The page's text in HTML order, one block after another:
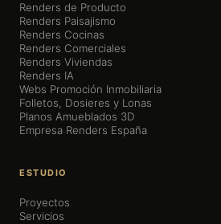
Renders de Producto
Renders Paisajismo
Renders Cocinas
Renders Comerciales
Renders Viviendas
Renders IA
Webs Promoción Inmobiliaria
Folletos, Dosieres y Lonas
Planos Amueblados 3D
Empresa Renders España
ESTUDIO
Proyectos
Servicios